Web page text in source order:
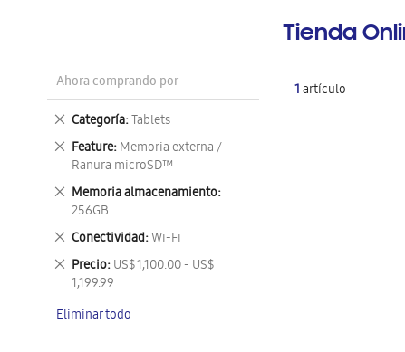
Tienda
1artículo
Ahora comprando por
Categoría Tablets
Eliminar
este
artículo
Feature Memoria externa /
Ranura microSD™
Eliminar
este
artículo
Memoria almacenamiento
256GB
Eliminar
este
artículo
Conectividad Wi-Fi
Eliminar
este
artículo
Precio US$ 1,100.00 - US$
1,199.99
Eliminar
este
Eliminar todo